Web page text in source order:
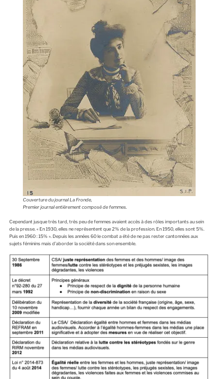
Couverture du journal La Fronde,
Premier journal entièrement composé de femmes.
Cependant jusque très tard, très peu de femmes avaient accès à des rôles importants au sein
de la presse. « En 1930, elles ne représentent que 2% de la profession. En 1950, elles sont 5%.
Puis en 1960 : 15% ». Depuis les années 60 le combat a été de ne pas rester cantonnées aux
sujets féminins mais d’aborder la société dans son ensemble.